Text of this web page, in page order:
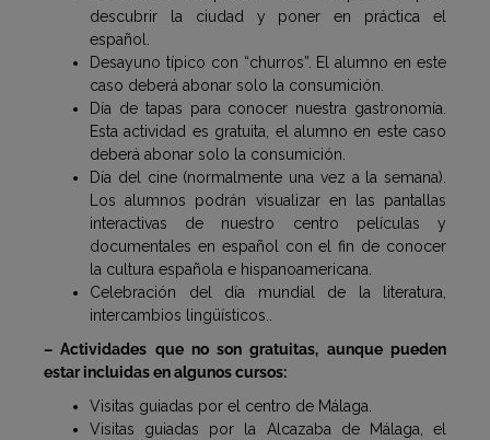
descubrir la ciudad y poner en práctica el
español.
Desayuno típico con “churros”. El alumno en este
caso deberá abonar solo la consumición.
Día de tapas para conocer nuestra gastronomía.
Esta actividad es gratuita, el alumno en este caso
deberá abonar solo la consumición.
Día del cine (normalmente una vez a la semana).
Los alumnos podrán visualizar en las pantallas
interactivas de nuestro centro películas y
documentales en español con el fin de conocer
la cultura española e hispanoamericana.
Celebración del día mundial de la literatura,
intercambios lingüísticos..
– Actividades que no son gratuitas, aunque pueden
estar incluidas en algunos cursos:
Visitas guiadas por el centro de Málaga.
Visitas guiadas por la Alcazaba de Málaga, el